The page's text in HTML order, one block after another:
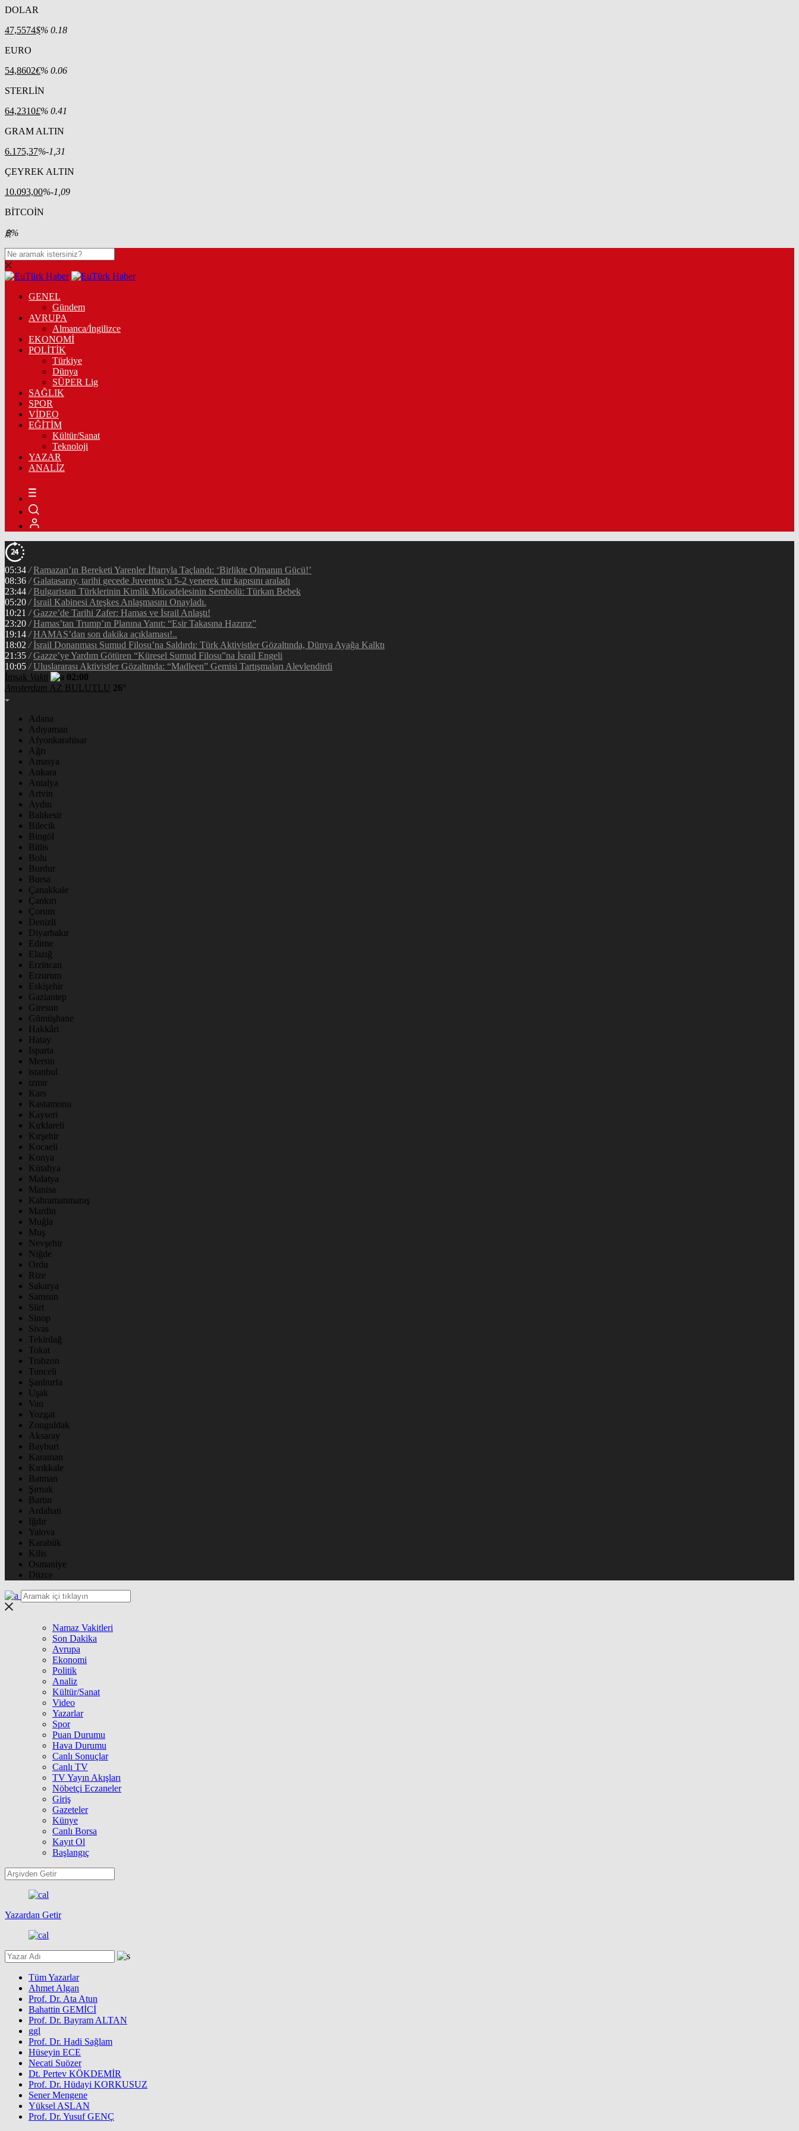
DOLAR
47,5574$% 0.18
EURO
54,8602€% 0.06
STERLİN
64,2310£% 0.41
GRAM ALTIN
6.175,37%-1,31
ÇEYREK ALTIN
10.093,00%-1,09
BİTCOİN
฿%
GENEL
Gündem
AVRUPA
Almanca/İngilizce
EKONOMİ
POLİTİK
Türkiye
Dünya
SÜPER Lig
SAĞLIK
SPOR
VİDEO
EĞİTİM
Kültür/Sanat
Teknoloji
YAZAR
ANALİZ
05:34 / Ramazan’ın Bereketi Yarenler İftarıyla Taçlandı: ‘Birlikte Olmanın Gücü!’
08:36 / Galatasaray, tarihi gecede Juventus’u 5-2 yenerek tur kapısını araladı
23:44 / Bulgaristan Türklerinin Kimlik Mücadelesinin Sembolü: Türkan Bebek
05:20 / İsrail Kabinesi Ateşkes Anlaşmasını Onayladı.
10:21 / Gazze’de Tarihi Zafer: Hamas ve İsrail Anlaştı!
23:20 / Hamas’tan Trump’ın Planına Yanıt: “Esir Takasına Hazırız”
19:14 / HAMAS’dan son dakika açıklaması!..
18:02 / İsrail Donanması Sumud Filosu’na Saldırdı: Türk Aktivistler Gözaltında, Dünya Ayağa Kalktı
21:35 / Gazze’ye Yardım Götüren “Küresel Sumud Filosu”na İsrail Engeli
10:05 / Uluslararası Aktivistler Gözaltında: “Madleen” Gemisi Tartışmaları Alevlendirdi
İmsak Vakti
02:00
Amsterdam AZ BULUTLU 26°
Adana
Adıyaman
Afyonkarahisar
Ağrı
Amasya
Ankara
Antalya
Artvin
Aydın
Balıkesir
Bilecik
Bingöl
Bitlis
Bolu
Burdur
Bursa
Çanakkale
Çankırı
Çorum
Denizli
Diyarbakır
Edirne
Elazığ
Erzincan
Erzurum
Eskişehir
Gaziantep
Giresun
Gümüşhane
Hakkâri
Hatay
Isparta
Mersin
istanbul
izmir
Kars
Kastamonu
Kayseri
Kırklareli
Kırşehir
Kocaeli
Konya
Kütahya
Malatya
Manisa
Kahramanmaraş
Mardin
Muğla
Muş
Nevşehir
Niğde
Ordu
Rize
Sakarya
Samsun
Siirt
Sinop
Sivas
Tekirdağ
Tokat
Trabzon
Tunceli
Şanlıurfa
Uşak
Van
Yozgat
Zonguldak
Aksaray
Bayburt
Karaman
Kırıkkale
Batman
Şırnak
Bartın
Ardahan
Iğdır
Yalova
Karabük
Kilis
Osmaniye
Düzce
Namaz Vakitleri
Son Dakika
Avrupa
Ekonomi
Politik
Analiz
Kültür/Sanat
Video
Yazarlar
Spor
Puan Durumu
Hava Durumu
Canlı Sonuçlar
Canlı TV
TV Yayın Akışları
Nöbetçi Eczaneler
Giriş
Gazeteler
Künye
Canlı Borsa
Kayıt Ol
Başlangıç
Yazardan Getir
Tüm Yazarlar
Ahmet Algan
Prof. Dr. Ata Atun
Bahattin GEMİCİ
Prof. Dr. Bayram ALTAN
ggl
Prof. Dr. Hadi Sağlam
Hüseyin ECE
Necati Suözer
Dt. Pertev KÖKDEMİR
Prof. Dr. Hüdayi KORKUSUZ
Sener Mengene
Yüksel ASLAN
Prof. Dr. Yusuf GENÇ